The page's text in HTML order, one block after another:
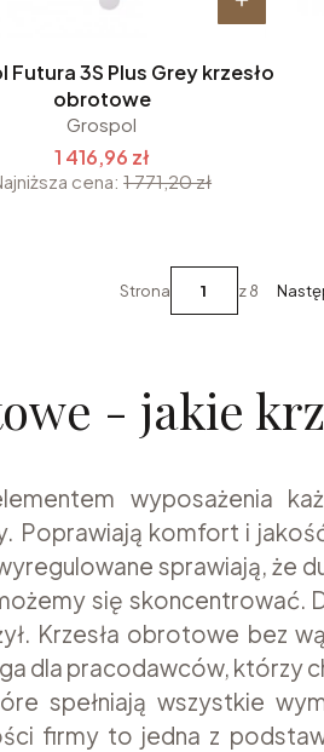
Futura 3S Plus Grey krzesło
obrotowe
Grospol
1 416,96 zł
cena: 1 771,20 zł
Strona z 8
- jakie
wyposażenia
komfort i
sprawiają, że
się
Krzesła obrotowe bez
dla pracodawców, którzy
spełniają wszystkie
firmy to jedna z